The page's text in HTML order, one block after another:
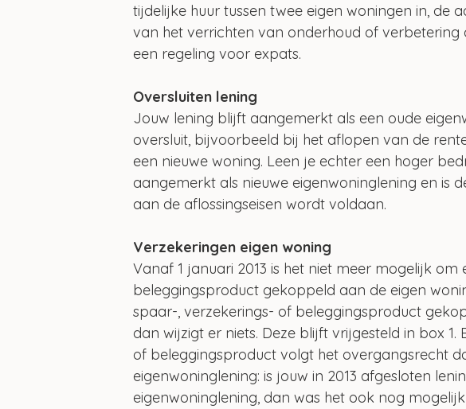
tijdelijke huur tussen twee eigen woningen in, de
van het verrichten van onderhoud of
een regeling voor expats.
Oversluiten lening
Jouw lening blijft aangemerkt als een oude
oversluit, bijvoorbeeld bij het aflopen van de
een nieuwe woning. Leen je echter een hoger
aangemerkt als nieuwe eigenwoninglening en is
aan de aflossingseisen wordt voldaan.
Verzekeringen eigen woning
Vanaf 1 januari 2013 is het niet meer mogelijk
beleggingsproduct gekoppeld aan de eigen
spaar-, verzekerings- of beleggingsproduct
dan wijzigt er niets. Deze blijft vrijgesteld in box
of beleggingsproduct volgt het overgangsrecht
eigenwoninglening: is jouw in 2013 afgesloten
eigenwoninglening, dan was het ook nog